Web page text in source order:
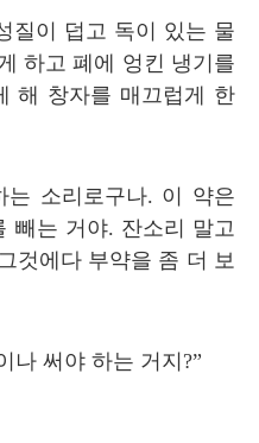
질이 덥고 독이 있는 물
하고 폐에 엉킨 냉기를
해 창자를 매끄럽게 한
는 소리로구나. 이 약은
빼는 거야. 잔소리 말고
것에다 부약을 좀 더 보
나 써야 하는 거지 ?”